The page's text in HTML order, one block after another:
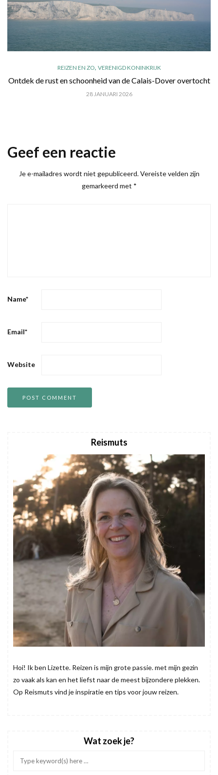
REIZEN EN ZO, VERENIGD KONINKRIJK
Ontdek de rust en schoonheid van de Calais-Dover overtocht
28 JANUARI 2026
Geef een reactie
Je e-mailadres wordt niet gepubliceerd. Vereiste velden zijn
gemarkeerd met *
Name*
Email*
Website
Reismuts
Hoi! Ik ben Lizette. Reizen is mijn grote passie. met mijn gezin
zo vaak als kan en het liefst naar de meest bijzondere plekken.
Op Reismuts vind je inspiratie en tips voor jouw reizen.
Wat zoek je?